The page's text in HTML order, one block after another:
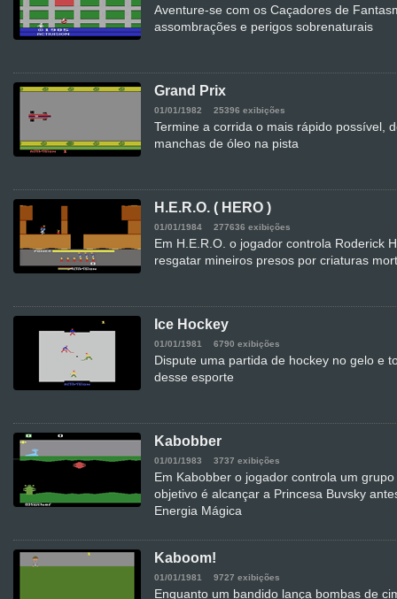
Aventure-se com os Caçadores de
assombrações e perigos sobrenaturais
Grand Prix
01/01/1982 25396 exibições
Termine a corrida o mais rápido possível,
manchas de óleo na pista
H.E.R.O. ( HERO )
01/01/1984 277636 exibições
Em H.E.R.O. o jogador controla Roderick
resgatar mineiros presos por criaturas
Ice Hockey
01/01/1981 6790 exibições
Dispute uma partida de hockey no gelo e
desse esporte
Kabobber
01/01/1983 3737 exibições
Em Kabobber o jogador controla um
objetivo é alcançar a Princesa Buvsky
Energia Mágica
Kaboom!
01/01/1981 9727 exibições
Enquanto um bandido lança bombas de